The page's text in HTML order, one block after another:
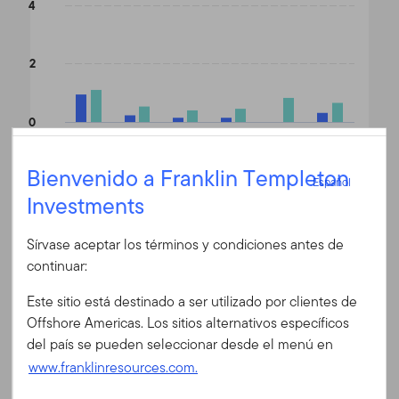
Iniciar sesión
ID de usuario
Contraseña
1 año 3 años 5 años10 años15 años
Desde lanzamiento
0
2
4
End of interactive chart.
Fin de mes
Fecha 06/30/2026
Divisa
EUR
1 año
3 años
Bienvenido a Franklin Templeton
Investments
Español
Sírvase aceptar los términos y condiciones antes de
continuar:
Este sitio está destinado a ser utilizado por clientes de
Offshore Americas. Los sitios alternativos específicos
del país se pueden seleccionar desde el menú en
www.franklinresources.com.